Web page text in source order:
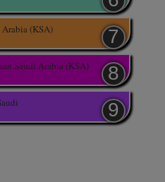
Arabia (KSA)
Saudi Arabia (KSA)